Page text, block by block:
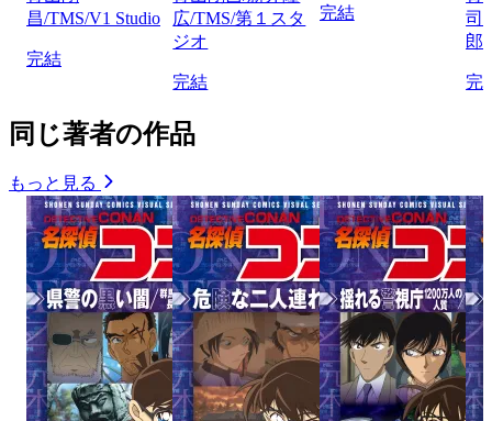
昌/TMS/V1 Studio
完結
広/TMS/第１スタ
ジオ
完結
完結
司/
郎/
完
同じ著者の作品
もっと見る